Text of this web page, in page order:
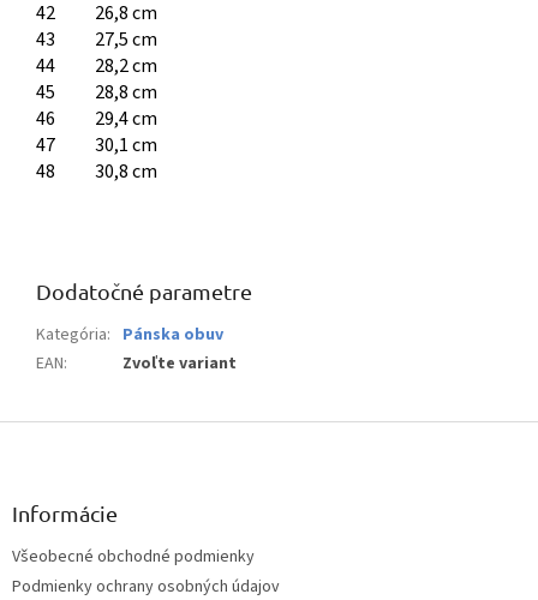
42
26,8 cm
43
27,5 cm
44
28,2 cm
45
28,8 cm
46
29,4 cm
47
30,1 cm
48
30,8 cm
Dodatočné parametre
Kategória: Pánska obuv
EAN: Zvoľte variant
Z
Informácie
Všeobecné obchodné podmienky
Podmienky ochrany osobných údajov